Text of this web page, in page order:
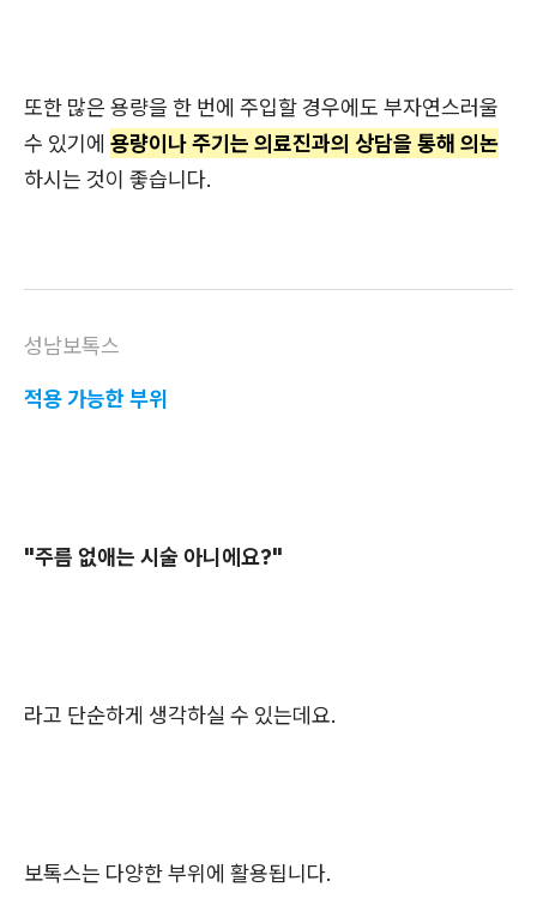
또한 많은 용량을 한 번에 주입할 경우에도 부자연스러울
수 있기에 용량이나 주기는 의료진과의 상담을 통해 의논
하시는 것이 좋습니다.
성남보톡스
적용 가능한 부위
"주름 없애는 시술 아니에요?"
라고 단순하게 생각하실 수 있는데요.
보톡스는 다양한 부위에 활용됩니다.